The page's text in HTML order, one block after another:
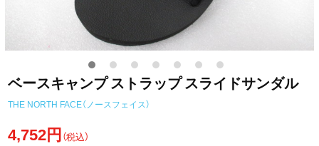
ベースキャンプ ストラップ スライドサンダル
THE NORTH FACE（ノースフェイス）
4,752円（税込）